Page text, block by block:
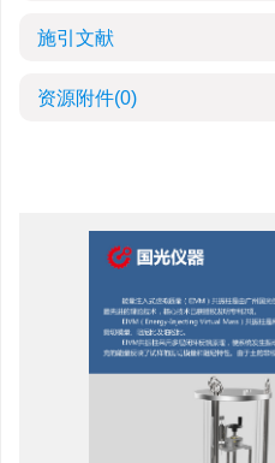
施引文献
资源附件(0)